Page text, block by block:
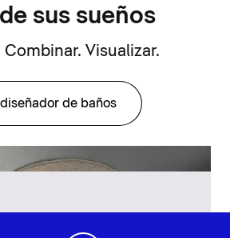
sus sueños
Combinar. Visualizar.
de baños